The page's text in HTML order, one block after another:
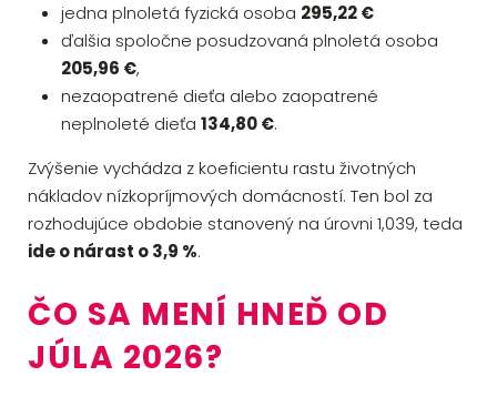
jedna plnoletá fyzická osoba 295,22 €
ďalšia spoločne posudzovaná plnoletá osoba
205,96 €,
nezaopatrené dieťa alebo zaopatrené
neplnoleté dieťa 134,80 €.
Zvýšenie vychádza z koeficientu rastu životných
nákladov nízkopríjmových domácností. Ten bol za
rozhodujúce obdobie stanovený na úrovni 1,039, teda
ide o nárast o 3,9 %.
ČO SA MENÍ HNEĎ OD
JÚLA 2026?